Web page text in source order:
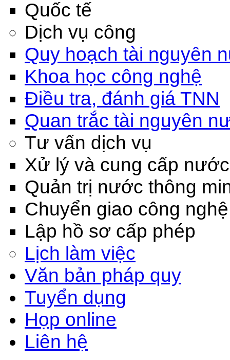
Quốc tế
Dịch vụ công
Quy hoạch tài nguyên
Khoa học công nghệ
Điều tra, đánh giá TNN
Quan trắc tài nguyên
Tư vấn dịch vụ
Xử lý và cung cấp nước
Quản trị nước thông
Chuyển giao công nghệ
Lập hồ sơ cấp phép
Lịch làm việc
Văn bản pháp quy
Tuyển dụng
Họp online
Liên hệ